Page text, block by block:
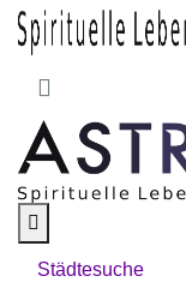
Städtesuche